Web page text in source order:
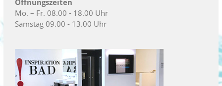
Öffnungszeiten
Mo. – Fr. 08.00 - 18.00 Uhr
Samstag 09.00 - 13.00 Uhr